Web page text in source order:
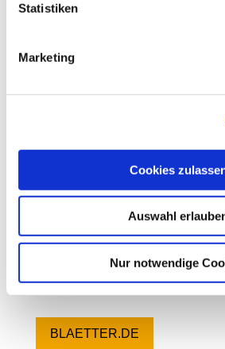
Statistiken
Marketing
Cookies
Auswahl
Nur notwendige
werden rund zwei Drittel aller
bezahlen? Und: Wie soll sie
Stadt der Zukunft?
Richard Sennett – Der Kampf
Mit Richard Sennett,
Holm, Moderation: Tamara
HKW.DE
BLAETTER.DE